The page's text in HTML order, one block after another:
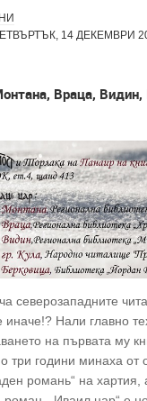
14 ДЕКЕМВРИ
Враца, Видин,
северозападните
иначе!? Нали главно
на първата му
три години минаха от
романь“ на хартия,